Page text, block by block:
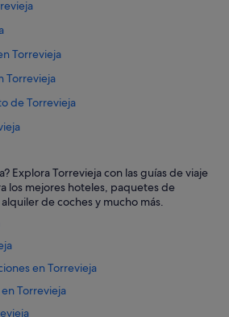
Torrevieja
Torrevieja
de Torrevieja
Cultural Casino de Torrevieja
en Torrevieja
Explora Torrevieja con las guías de viaje
los mejores hoteles, paquetes de
de coches y mucho más.
en Torrevieja
Torrevieja